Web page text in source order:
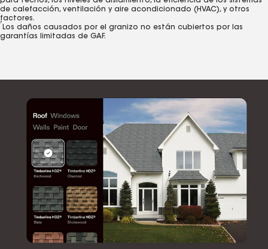
de calefacción, ventilación y aire acondicionado (HVAC), y otros
factores.
7
Los daños causados por el granizo no están cubiertos por las
garantías limitadas de GAF.